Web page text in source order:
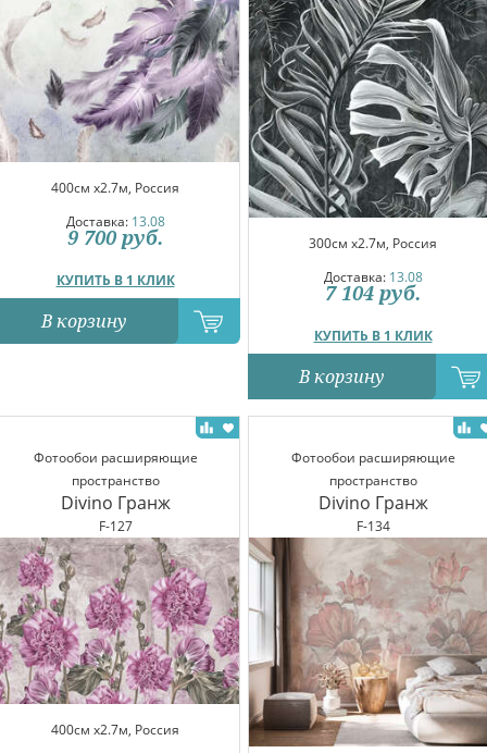
400см x2.7м, Россия
Доставка: 13.08
КУПИТЬ В 1 КЛИК
9 700 руб.
В корзину
300см x2.7м, Россия
Доставка: 13.08
КУПИТЬ В 1 КЛИК
7 104 руб.
В корзину
Фотообои расширяющие
пространство
Divino Гранж
F-127
400см x2.7м, Россия
Фотообои расширяющие
пространство
Divino Гранж
F-134